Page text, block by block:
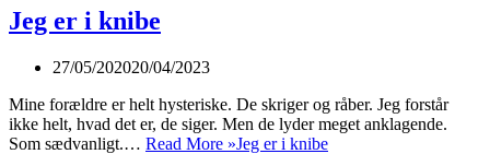
Jeg er i knibe
27/05/202020/04/2023
Mine forældre er helt hysteriske. De skriger og råber. Jeg forstår
ikke helt, hvad det er, de siger. Men de lyder meget anklagende.
Som sædvanligt.… Read More »Jeg er i knibe